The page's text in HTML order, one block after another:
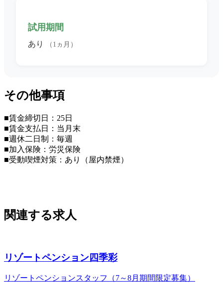
試用期間
あり （1ヵ月）
その他事項
■賃金締切日：25日
■賃金支払日：当月末
■週休二日制：毎週
■加入保険：労災保険
■受動喫煙対策：あり（屋内禁煙）
関連する求人
リゾートペンション四季彩
リゾートペンションスタッフ（7～8月期間限定募集）